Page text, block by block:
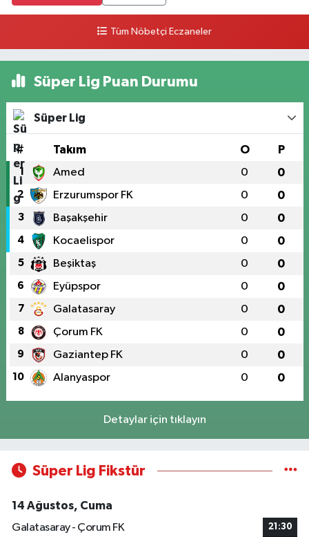
Tüm Nöbetçi Eczaneler
Süper Lig Puan Durumu
Süper Lig
# Takım O P
1 Amed 0 0
2 Erzurumspor FK 0 0
3 Başakşehir 0 0
4 Kocaelispor 0 0
5 Beşiktaş 0 0
6 Eyüpspor 0 0
7 Galatasaray 0 0
8 Çorum FK 0 0
9 Gaziantep FK 0 0
10 Alanyaspor 0 0
Detaylar için tıklayın
Süper Lig Fikstür
14 Ağustos, Cuma
Galatasaray - Çorum FK
21:30